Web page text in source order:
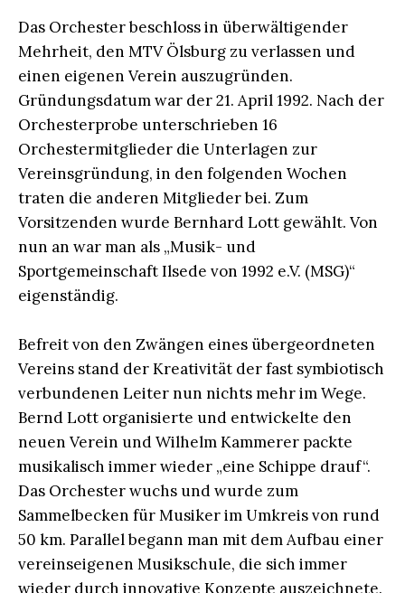
Das Orchester beschloss in überwältigender
Mehrheit, den MTV Ölsburg zu verlassen und
einen eigenen Verein auszugründen.
Gründungsdatum war der 21. April 1992. Nach der
Orchesterprobe unterschrieben 16
Orchestermitglieder die Unterlagen zur
Vereinsgründung, in den folgenden Wochen
traten die anderen Mitglieder bei. Zum
Vorsitzenden wurde Bernhard Lott gewählt. Von
nun an war man als „Musik- und
Sportgemeinschaft Ilsede von 1992 e.V. (MSG)“
eigenständig.
Befreit von den Zwängen eines übergeordneten
Vereins stand der Kreativität der fast symbiotisch
verbundenen Leiter nun nichts mehr im Wege.
Bernd Lott organisierte und entwickelte den
neuen Verein und Wilhelm Kammerer packte
musikalisch immer wieder „eine Schippe drauf“.
Das Orchester wuchs und wurde zum
Sammelbecken für Musiker im Umkreis von rund
50 km. Parallel begann man mit dem Aufbau einer
vereinseigenen Musikschule, die sich immer
wieder durch innovative Konzepte auszeichnete.